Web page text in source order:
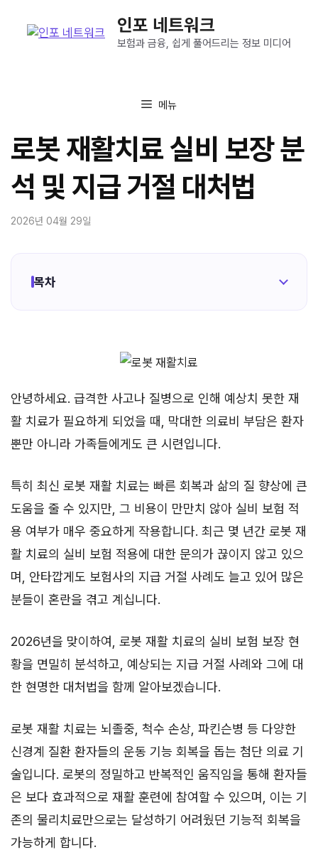
인포 네트워크
보험과 금융, 쉽게 풀어드리는 정보 미디어
메뉴
로봇 재활치료 실비 보장 분
석 및 지급 거절 대처법
2026년 04월 29일
목차
안녕하세요. 급격한 사고나 질병으로 인해 예상치 못한 재
활 치료가 필요하게 되었을 때, 막대한 의료비 부담은 환자
뿐만 아니라 가족들에게도 큰 시련입니다.
특히 최신 로봇 재활 치료는 빠른 회복과 삶의 질 향상에 큰
도움을 줄 수 있지만, 그 비용이 만만치 않아 실비 보험 적
용 여부가 매우 중요하게 작용합니다. 최근 몇 년간 로봇 재
활 치료의 실비 보험 적용에 대한 문의가 끊이지 않고 있으
며, 안타깝게도 보험사의 지급 거절 사례도 늘고 있어 많은
분들이 혼란을 겪고 계십니다.
2026년을 맞이하여, 로봇 재활 치료의 실비 보험 보장 현
황을 면밀히 분석하고, 예상되는 지급 거절 사례와 그에 대
한 현명한 대처법을 함께 알아보겠습니다.
로봇 재활 치료는 뇌졸중, 척수 손상, 파킨슨병 등 다양한
신경계 질환 환자들의 운동 기능 회복을 돕는 첨단 의료 기
술입니다. 로봇의 정밀하고 반복적인 움직임을 통해 환자들
은 보다 효과적으로 재활 훈련에 참여할 수 있으며, 이는 기
존의 물리치료만으로는 달성하기 어려웠던 기능적 회복을
가능하게 합니다.